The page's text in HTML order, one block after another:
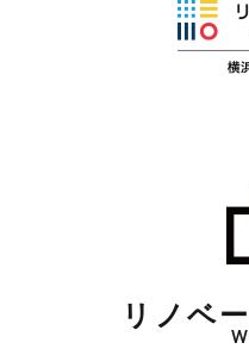
リノベ